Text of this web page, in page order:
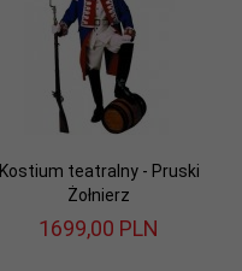
Kostium teatralny - Pruski
Żołnierz
1699,00 PLN